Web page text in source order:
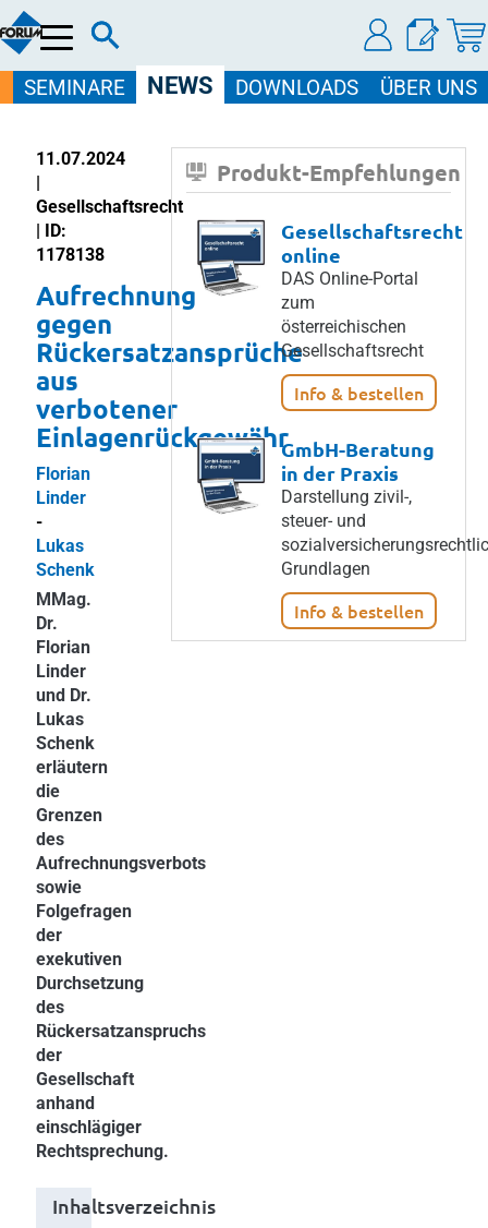
Menü
SEMINARE NEWS DOWNLOADS ÜBER UNS
11.07.2024
|
Gesellschaftsrecht
| ID:
1178138
Aufrechnung
gegen
Rückersatzansprüche
aus
verbotener
Einlagenrückgewähr
Florian
Linder
-
Lukas
Schenk
MMag.
Dr.
Florian
Linder
und Dr.
Lukas
Schenk
erläutern
die
Grenzen
des
Aufrechnungsverbots
sowie
Folgefragen
der
exekutiven
Durchsetzung
des
Rückersatzanspruchs
der
Gesellschaft
anhand
einschlägiger
Rechtsprechung.
Inhaltsverzeichnis
Produkt-Empfehlungen
Gesellschaftsrecht
online
DAS Online-Portal
zum
österreichischen
Gesellschaftsrecht
Info & bestellen
GmbH-Beratung
in der Praxis
Darstellung zivil-,
steuer- und
Grundlagen
Info & bestellen